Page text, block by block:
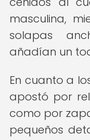
masculina,
solapas
añadían un
En cuanto a
apostó por
como por
pequeños